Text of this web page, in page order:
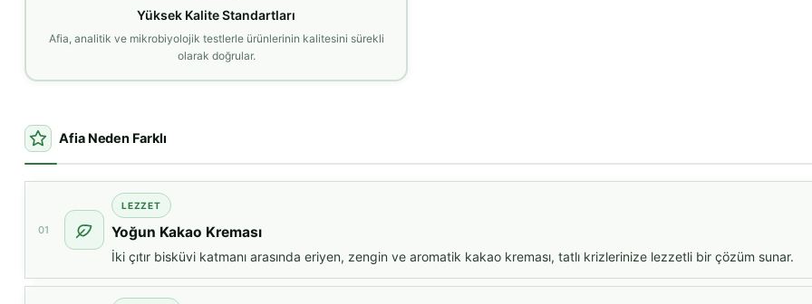
Yüksek Kalite Standartları
Afia, analitik ve mikrobiyolojik testlerle ürünlerinin kalitesini sürekli
olarak doğrular.
Afia Neden Farklı
01
LEZZET
Yoğun Kakao Kreması
İki çıtır bisküvi katmanı arasında eriyen, zengin ve aromatik kakao kreması, tatlı krizlerinize lezzetli bir çözüm sunar.